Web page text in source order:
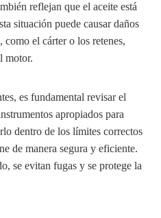
reflejan que el aceite está
situación puede causar daños
como el cárter o los retenes,
motor.
es fundamental revisar el
apropiados para
dentro de los límites correctos
de manera segura y eficiente.
se evitan fugas y se protege la